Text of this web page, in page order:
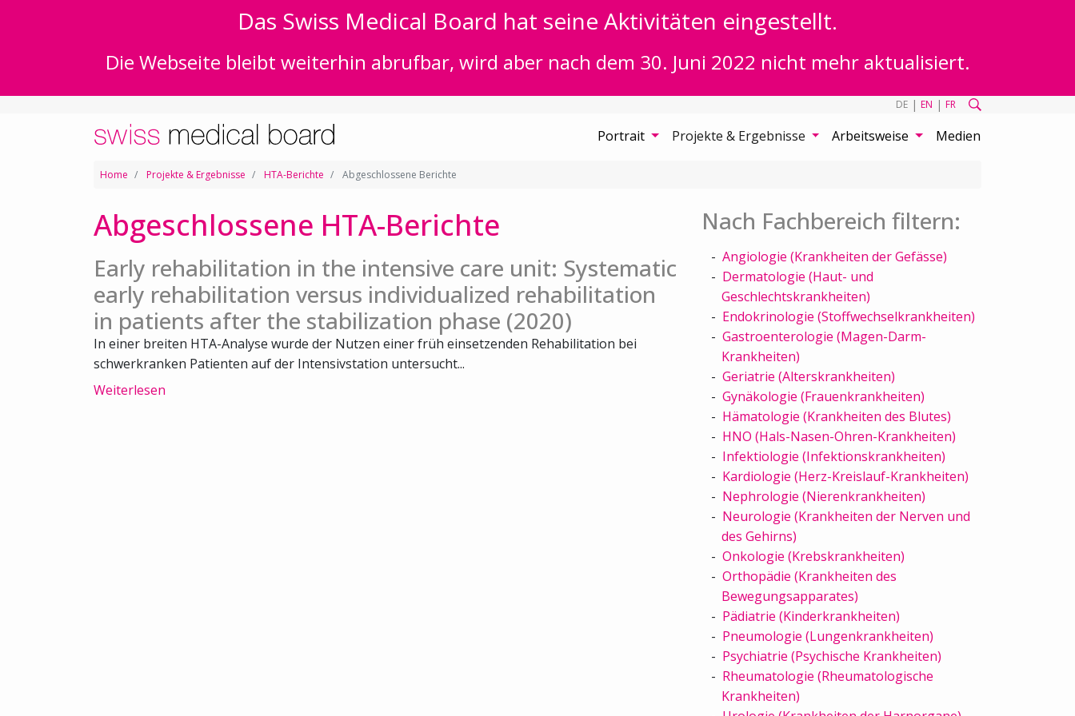
Das Swiss Medical Board hat seine Aktivitäten eingestellt.
Die Webseite bleibt weiterhin abrufbar, wird aber nach dem 30. Juni 2022 nicht mehr aktualisiert.
DE | EN | FR
Portrait Projekte & Ergebnisse Arbeitsweise Medien
Home Projekte & Ergebnisse HTA-Berichte Abgeschlossene Berichte
Abgeschlossene HTA-Berichte
Early rehabilitation in the intensive care unit: Systematic
early rehabilitation versus individualized rehabilitation
in patients after the stabilization phase (2020)
In einer breiten HTA-Analyse wurde der Nutzen einer früh einsetzenden Rehabilitation bei
schwerkranken Patienten auf der Intensivstation untersucht...
Weiterlesen
Nach Fachbereich filtern:
Angiologie (Krankheiten der Gefässe)
Dermatologie (Haut- und
Geschlechtskrankheiten)
Endokrinologie (Stoffwechselkrankheiten)
Gastroenterologie (Magen-Darm-
Krankheiten)
Geriatrie (Alterskrankheiten)
Gynäkologie (Frauenkrankheiten)
Hämatologie (Krankheiten des Blutes)
HNO (Hals-Nasen-Ohren-Krankheiten)
Infektiologie (Infektionskrankheiten)
Kardiologie (Herz-Kreislauf-Krankheiten)
Nephrologie (Nierenkrankheiten)
Neurologie (Krankheiten der Nerven und
des Gehirns)
Onkologie (Krebskrankheiten)
Orthopädie (Krankheiten des
Bewegungsapparates)
Pädiatrie (Kinderkrankheiten)
Pneumologie (Lungenkrankheiten)
Psychiatrie (Psychische Krankheiten)
Rheumatologie (Rheumatologische
Krankheiten)